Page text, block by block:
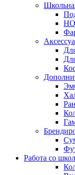
Работа со